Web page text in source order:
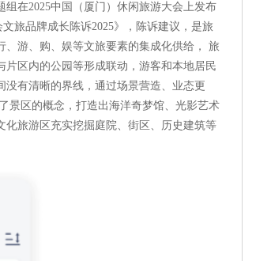
在2025中国（厦门）休闲旅游大会上发布
旅品牌成长陈诉2025》，陈诉建议，是旅
游、购、娱等文旅要素的集成化供给， 旅
区内的公园等形成联动，游客和本地居民
有清晰的界线，通过场景营造、业态更
景区的概念，打造出海洋奇梦馆、光影艺术
旅游区充实挖掘庭院、街区、历史建筑等